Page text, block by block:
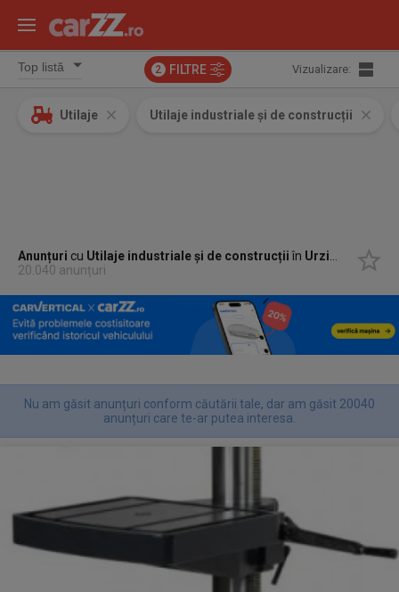
2 FILTRE Vizualizare:
Utilaje Utilaje industriale și de construcții
Anunțuri cu Utilaje industriale și de construcțiiîn Urziceni, Ialomita
20.040 anunțuri
Nu am găsit anunțuri conform căutării tale, dar am găsit 20040
anunțuri care te-ar putea interesa.